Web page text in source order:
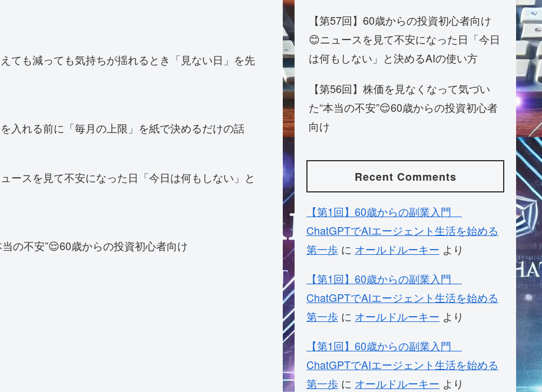
ても減っても気持ちが揺れるとき「見ない日」を先
入れる前に「毎月の上限」を紙で決めるだけの話
ースを見て不安になった日「今日は何もしない」と
の不安”😌60歳からの投資初心者向け
【第57回】60歳からの投資初心者向け
😊ニュースを見て不安になった日「今日
は何もしない」と決めるAIの使い方
【第56回】株価を見なくなって気づい
た“本当の不安”😌60歳からの投資初心者
向け
Recent Comments
【第1回】60歳からの副業入門
ChatGPTでAIエージェント生活を始める
第一歩 に オールドルーキー より
【第1回】60歳からの副業入門
ChatGPTでAIエージェント生活を始める
第一歩 に オールドルーキー より
【第1回】60歳からの副業入門
ChatGPTでAIエージェント生活を始める
第一歩 に オールドルーキー より